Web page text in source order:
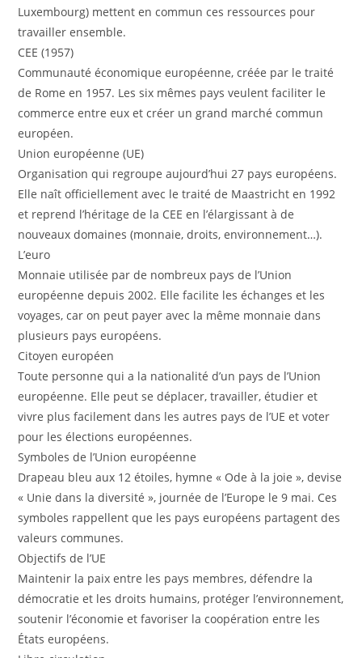
Luxembourg) mettent en commun ces ressources pour
travailler ensemble.
CEE (1957)
Communauté économique européenne, créée par le traité
de Rome en 1957. Les six mêmes pays veulent faciliter le
commerce entre eux et créer un grand marché commun
européen.
Union européenne (UE)
Organisation qui regroupe aujourd’hui 27 pays européens.
Elle naît officiellement avec le traité de Maastricht en 1992
et reprend l’héritage de la CEE en l’élargissant à de
nouveaux domaines (monnaie, droits, environnement…).
L’euro
Monnaie utilisée par de nombreux pays de l’Union
européenne depuis 2002. Elle facilite les échanges et les
voyages, car on peut payer avec la même monnaie dans
plusieurs pays européens.
Citoyen européen
Toute personne qui a la nationalité d’un pays de l’Union
européenne. Elle peut se déplacer, travailler, étudier et
vivre plus facilement dans les autres pays de l’UE et voter
pour les élections européennes.
Symboles de l’Union européenne
Drapeau bleu aux 12 étoiles, hymne « Ode à la joie », devise
« Unie dans la diversité », journée de l’Europe le 9 mai. Ces
symboles rappellent que les pays européens partagent des
valeurs communes.
Objectifs de l’UE
Maintenir la paix entre les pays membres, défendre la
démocratie et les droits humains, protéger l’environnement,
soutenir l’économie et favoriser la coopération entre les
États européens.